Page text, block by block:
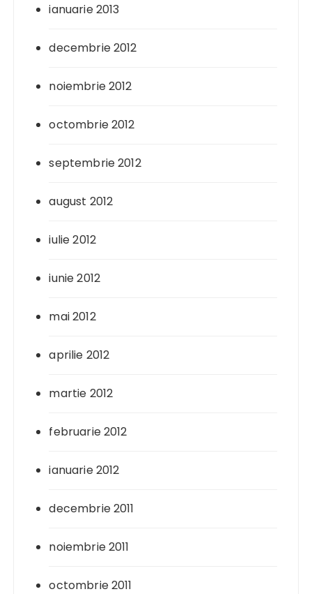
ianuarie 2013
decembrie 2012
noiembrie 2012
octombrie 2012
septembrie 2012
august 2012
iulie 2012
iunie 2012
mai 2012
aprilie 2012
martie 2012
februarie 2012
ianuarie 2012
decembrie 2011
noiembrie 2011
octombrie 2011